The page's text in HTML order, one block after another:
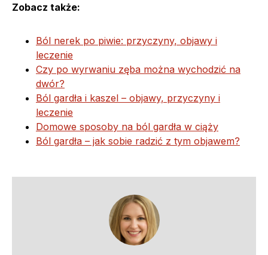
Zobacz także:
Ból nerek po piwie: przyczyny, objawy i
leczenie
Czy po wyrwaniu zęba można wychodzić na
dwór?
Ból gardła i kaszel – objawy, przyczyny i
leczenie
Domowe sposoby na ból gardła w ciąży
Ból gardła – jak sobie radzić z tym objawem?